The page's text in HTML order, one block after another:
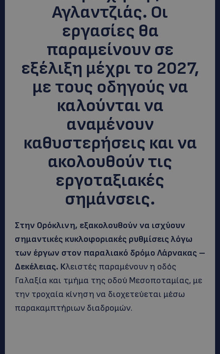
Αγλαντζιάς. Οι
εργασίες θα
παραμείνουν σε
εξέλιξη μέχρι το 2027,
με τους οδηγούς να
καλούνται να
αναμένουν
καθυστερήσεις και να
ακολουθούν τις
εργοταξιακές
σημάνσεις.
Στην Ορόκλινη, εξακολουθούν να ισχύουν
σημαντικές κυκλοφοριακές ρυθμίσεις λόγω
των έργων στον παραλιακό δρόμο Λάρνακας –
Δεκέλειας. Κλειστές παραμένουν η οδός
Γαλαξία και τμήμα της οδού Μεσοποταμίας, με
την τροχαία κίνηση να διοχετεύεται μέσω
παρακαμπτήριων διαδρομών.